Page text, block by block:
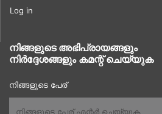
Log in
നിങ്ങളുടെ അഭിപ്രായങ്ങളും
നിർദ്ദേശങ്ങളും കമന്റ് ചെയ്യുക
നിങ്ങളുടെ പേര്